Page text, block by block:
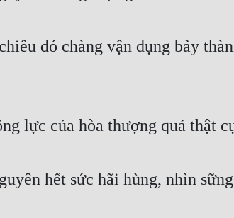
đó chàng vận dụng bảy
lực của hòa thượng quả thật
hết sức hãi hùng, nhìn